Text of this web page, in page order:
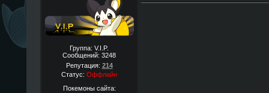
Группа: V.I.P.
Сообщений: 3248
Репутация: 214
Статус: Оффлайн
Покемоны сайта: